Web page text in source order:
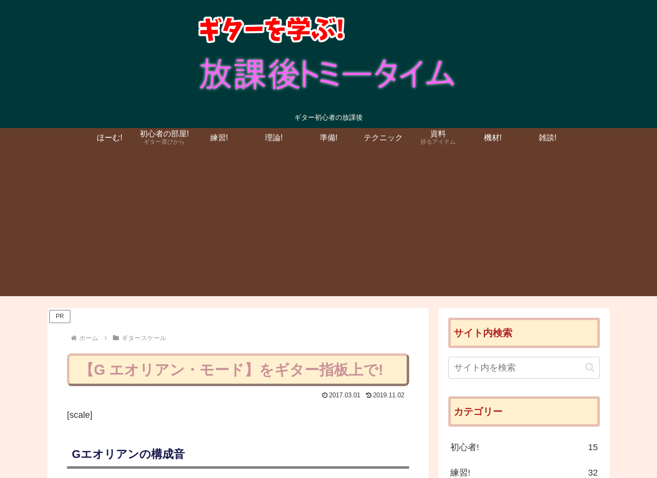
ギター初心者の放課後
ほーむ!
初心者の部屋!
ギター選びから
練習! 理論! 準備! テクニック
資料
捗るアイテム
機材! 雑談!
PR
ホーム ギタースケール
【G エオリアン・モード】をギター指板上で!
2017.03.01 2019.11.02
[scale]
Gエオリアンの構成音
サイト内検索
カテゴリー
初心者! 15
練習! 32